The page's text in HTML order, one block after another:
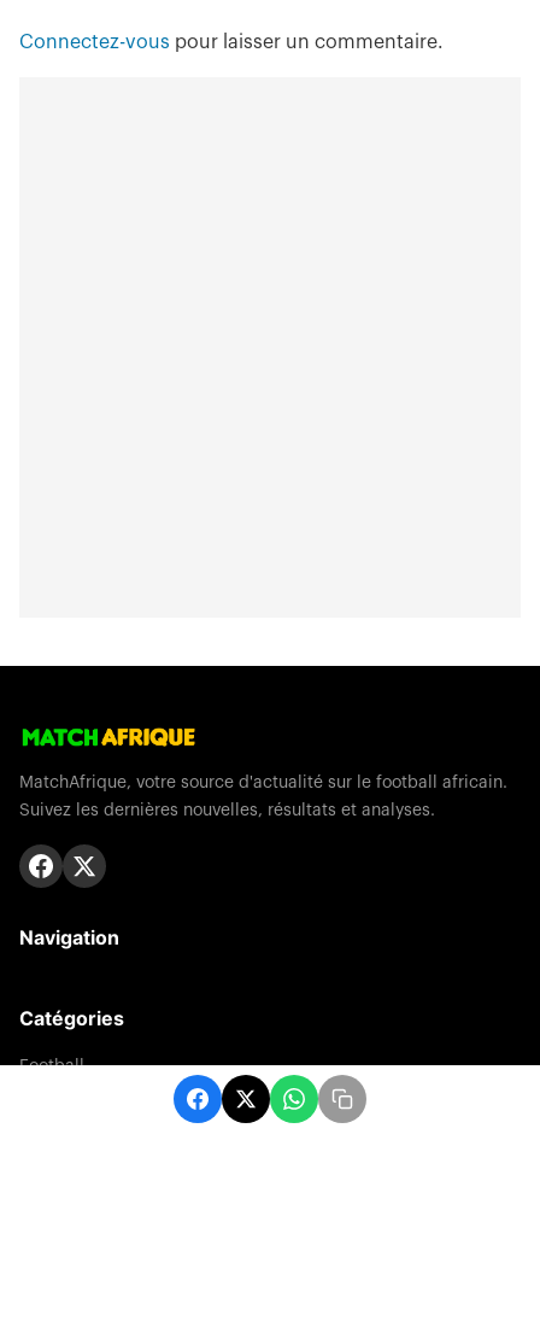
Connectez-vous pour laisser un commentaire.
MatchAfrique, votre source d'actualité sur le football africain.
Suivez les dernières nouvelles, résultats et analyses.
Navigation
Catégories
Football